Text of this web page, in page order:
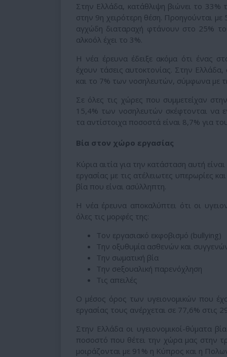
Στην Ελλάδα, κατάθλιψη βιώνει το
στην 9η χειρότερη θέση. Προηγούνται με
αγχώδη διαταραχή φτάνουν στο 25%
αλκοόλ έχει το 3%.
Η νέα έρευνα έδειξε ακόμα ότι ένας
έχουν τάσεις αυτοκτονίας. Στην
και το 7% των νοσηλευτών, σύμφωνα με
Σε όλες τις χώρες που συμμετείχαν
15,4% των νοσηλευτών σκέφτονται να
τα αντίστοιχα ποσοστά είναι 8,7% για
Βία στον χώρο εργασίας
Κύρια αιτία για την κατάσταση αυτή
εργασίας με τις ατέλειωτες υπερωρίες
βία που είναι ασύλληπτη.
Η νέα έρευνα αποκαλύπτει ότι οι
όλες τις μορφές της:
Τον εργασιακό εκφοβισμό (bullying)
Την οξυθυμία ασθενών και
Την σωματική βία
Την σeξουαλική παρενόχληση
Τις απειλές
Ο μέσος όρος των υγειονομικών που
εργασίας τους ανέρχεται σε 77,6% στις
Στην Ελλάδα οι υγειονομικοί-θύματα
ποσοστό που θέτει την χώρα μας στην
μοιράζονται με 91% η Κύπρος και η